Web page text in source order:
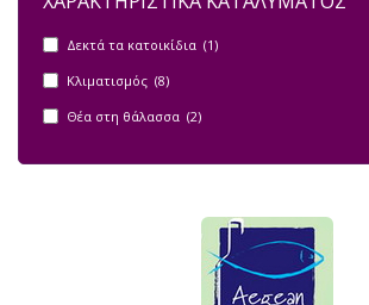
Δεκτά τα κατοικίδια (1)
Κλιματισμός (8)
Θέα στη θάλασσα (2)